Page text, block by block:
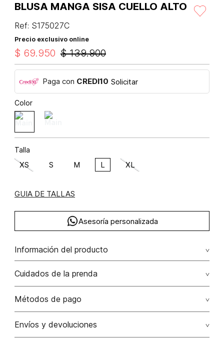
BLUSA MANGA SISA CUELLO ALTO
Ref: S175027C
Precio exclusivo online
$ 139.900
$ 69.950
Paga con CREDI10 Solicitar
Color
Talla
XS S M L XL
GUIA DE TALLAS
Asesoría personalizada
Información del producto
Blusa manga sisa cuello alto poliéster 94% elastano 6%
94.00% poliéster/polyester6.00% elastano/elastane
Cuidados de la prenda
No dejar en remojo /lavar por separado / no utilizar
No usar lejia
Métodos de pago
Tarjetas de crédito: Visa, Dinners, Master Card y American
Envíos y devoluciones